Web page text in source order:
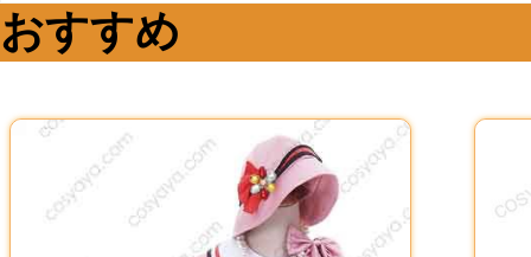
おすすめ